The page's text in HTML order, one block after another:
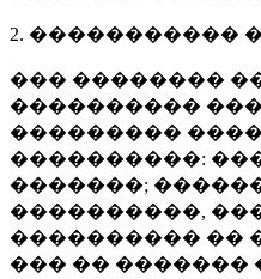
2. �����������
��� ��������
����������
���������
����������:
�������;
����������,
���������� ��
��� �� �������